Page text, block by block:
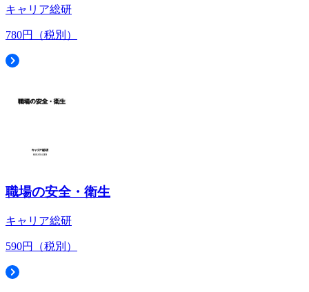
キャリア総研
780円（税別）
職場の安全・衛生
キャリア総研
590円（税別）